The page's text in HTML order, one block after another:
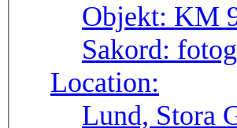
Objekt: KM
Sakord:
Location:
Lund, Stora